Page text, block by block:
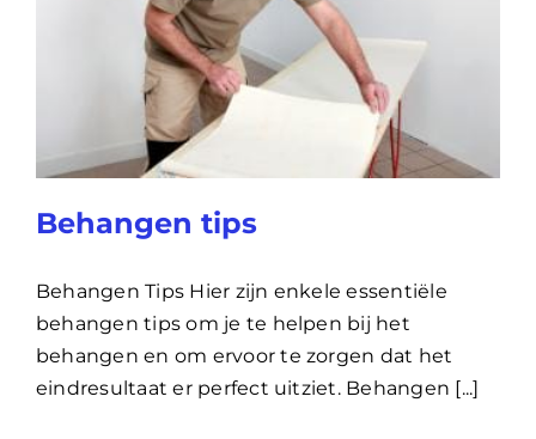
Behangen tips
Behangen Tips Hier zijn enkele essentiële
behangen tips om je te helpen bij het
behangen en om ervoor te zorgen dat het
eindresultaat er perfect uitziet. Behangen [...]